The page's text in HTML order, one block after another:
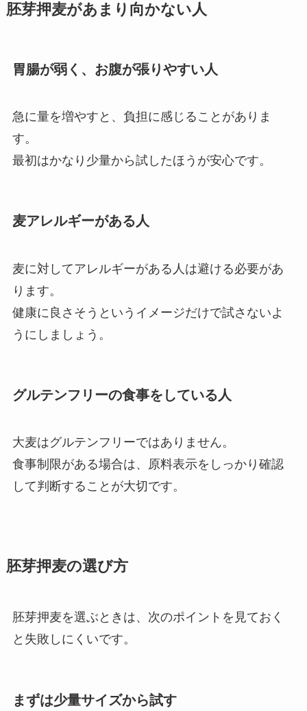
胚芽押麦があまり向かない人
胃腸が弱く、お腹が張りやすい人
急に量を増やすと、負担に感じることがありま
す。
最初はかなり少量から試したほうが安心です。
麦アレルギーがある人
麦に対してアレルギーがある人は避ける必要があ
ります。
健康に良さそうというイメージだけで試さないよ
うにしましょう。
グルテンフリーの食事をしている人
大麦はグルテンフリーではありません。
食事制限がある場合は、原料表示をしっかり確認
して判断することが大切です。
胚芽押麦の選び方
胚芽押麦を選ぶときは、次のポイントを見ておく
と失敗しにくいです。
まずは少量サイズから試す